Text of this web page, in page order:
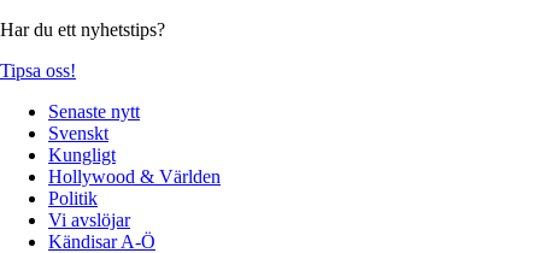
Har du ett nyhetstips?
Tipsa oss!
Senaste nytt
Svenskt
Kungligt
Hollywood & Världen
Politik
Vi avslöjar
Kändisar A-Ö